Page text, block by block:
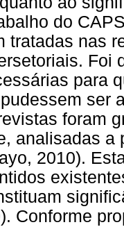
do
tratadas nas
Foi
para
ser
foram
analisadas a
2010).
Conforme